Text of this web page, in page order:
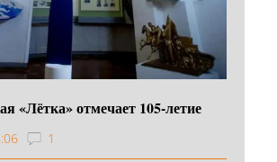
«Лётка» отмечает 105-летие
1